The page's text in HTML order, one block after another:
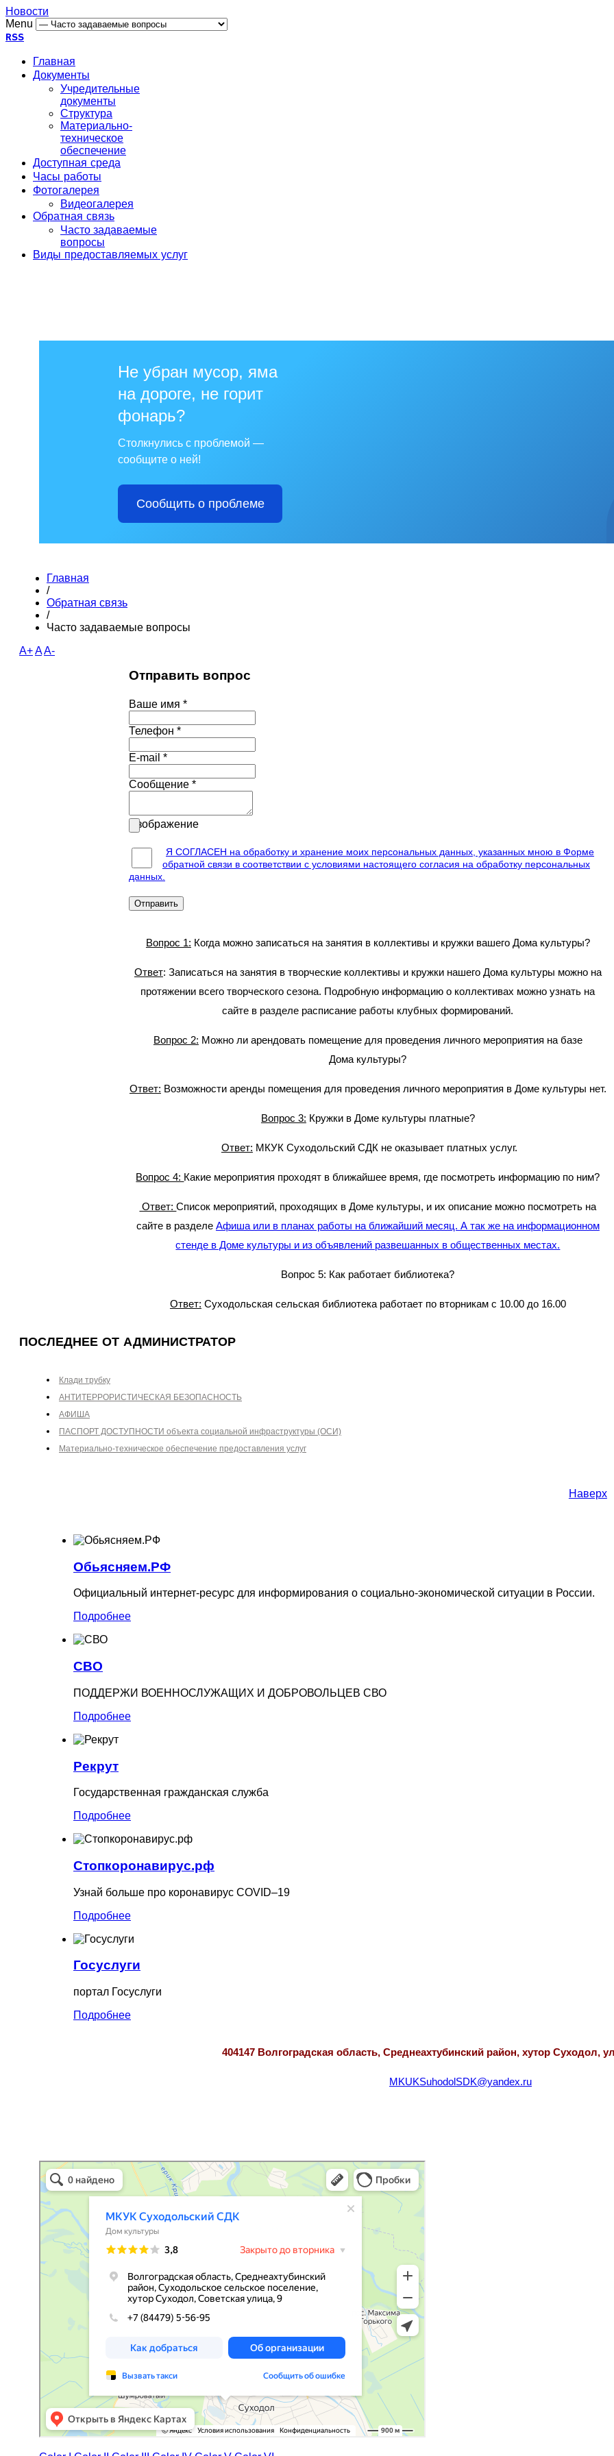
Новости
Menu
RSS
Главная
Документы
Учредительные
документы
Структура
Материально-
техническое
обеспечение
Доступная среда
Часы работы
Фотогалерея
Видеогалерея
Обратная связь
Часто задаваемые
вопросы
Виды предоставляемых услуг
Не убран мусор, яма
на дороге, не горит
фонарь?
Столкнулись с проблемой —
сообщите о ней!
Сообщить о проблеме
Главная
/
Обратная связь
/
Часто задаваемые вопросы
A+AA-
Отправить вопрос
Ваше имя *
Телефон *
E-mail *
Сообщение *
Изображение
Я СОГЛАСЕН на обработку и хранение моих персональных данных, указанных мною в Форме
обратной связи в соответствии с условиями настоящего согласия на обработку персональных
данных.
Отправить
Вопрос 1: Когда можно записаться на занятия в коллективы и кружки вашего Дома культуры?
Ответ: Записаться на занятия в творческие коллективы и кружки нашего Дома культуры можно на
протяжении всего творческого сезона. Подробную информацию о коллективах можно узнать на
сайте в разделе расписание работы клубных формирований.
Вопрос 2: Можно ли арендовать помещение для проведения личного мероприятия на базе
Дома культуры?
Ответ: Возможности аренды помещения для проведения личного мероприятия в Доме культуры нет.
Вопрос 3: Кружки в Доме культуры платные?
Ответ: МКУК Суходольский СДК не оказывает платных услуг.
Вопрос 4: Какие мероприятия проходят в ближайшее время, где посмотреть информацию по ним?
Ответ:Список мероприятий, проходящих в Доме культуры, и их описание можно посмотреть на
сайте в разделе Афиша или в планах работы на ближайший месяц. А так же на информационном
стенде в Доме культуры и из объявлений развешанных в общественных местах.
Вопрос 5: Как работает библиотека?
Ответ: Суходольская сельская библиотека работает по вторникам с 10.00 до 16.00
ПОСЛЕДНЕЕ ОТ АДМИНИСТРАТОР
Клади трубку
АНТИТЕРРОРИСТИЧЕСКАЯ БЕЗОПАСНОСТЬ
АФИША
ПАСПОРТ ДОСТУПНОСТИ объекта социальной инфраструктуры (ОСИ)
Материально-техническое обеспечение предоставления услуг
Наверх
Обьясняем.РФ
Официальный интернет-ресурс для информирования о социально-экономической ситуации в России.
Подробнее
СВО
ПОДДЕРЖИ ВОЕННОСЛУЖАЩИХ И ДОБРОВОЛЬЦЕВ СВО
Подробнее
Рекрут
Государственная гражданская служба
Подробнее
Стопкоронавирус.рф
Узнай больше про коронавирус COVID–19
Подробнее
Госуслуги
портал Госуслуги
Подробнее
404147 Волгоградская область, Среднеахтубинский район, хутор Суходол,
MKUKSuhodolSDK@yandex.ru
МКУК Суходольский СДК
Дом культуры в Волгоградской области